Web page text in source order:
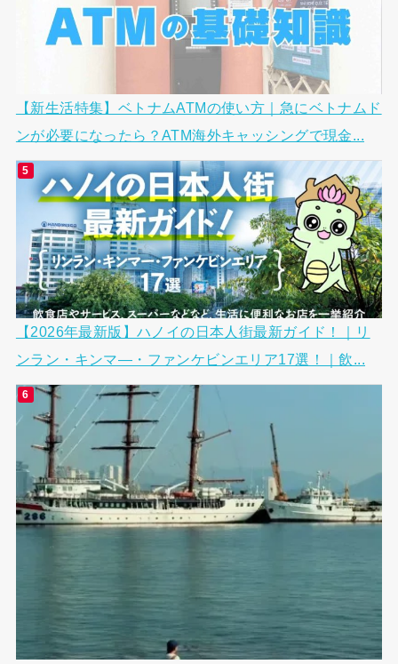
【新生活特集】ベトナムATMの使い方｜急にベトナムド
ンが必要になったら？ATM海外キャッシングで現金...
【2026年最新版】ハノイの日本人街最新ガイド！｜リ
ンラン・キンマ―・ファンケビンエリア17選！｜飲...